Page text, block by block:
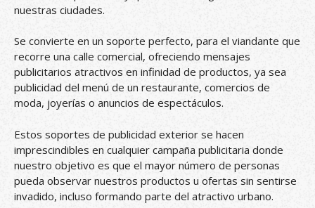
nuestras ciudades.
Se convierte en un soporte perfecto, para el viandante que
recorre una calle comercial, ofreciendo mensajes
publicitarios atractivos en infinidad de productos, ya sea
publicidad del menú de un restaurante, comercios de
moda, joyerías o anuncios de espectáculos.
Estos soportes de publicidad exterior se hacen
imprescindibles en cualquier campaña publicitaria donde
nuestro objetivo es que el mayor número de personas
pueda observar nuestros productos u ofertas sin sentirse
invadido, incluso formando parte del atractivo urbano.